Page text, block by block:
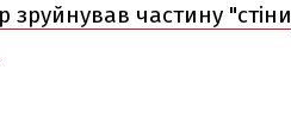
зруйнував частину "стіни